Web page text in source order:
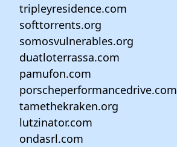
tripleyresidence.com
softtorrents.org
somosvulnerables.org
duatloterrassa.com
pamufon.com
porscheperformancedrive.com
tamethekraken.org
lutzinator.com
ondasrl.com